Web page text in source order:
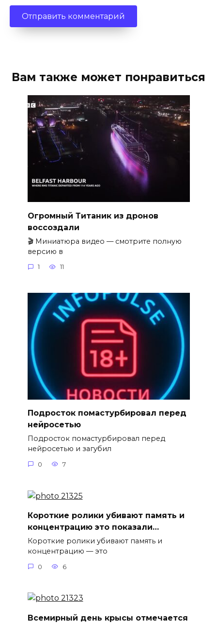
Вам также может понравиться
Огромный Титаник из дронов
воссоздали
🎬 Миниатюра видео — смотрите полную
версию в
1 11
Подросток помастурбировал перед
нейросетью
Подросток помастурбировал перед
нейросетью и загубил
0 7
Короткие ролики убивают память и
концентрацию это показали…
Короткие ролики убивают память и
концентрацию — это
0 6
Всемирный день крысы отмечается